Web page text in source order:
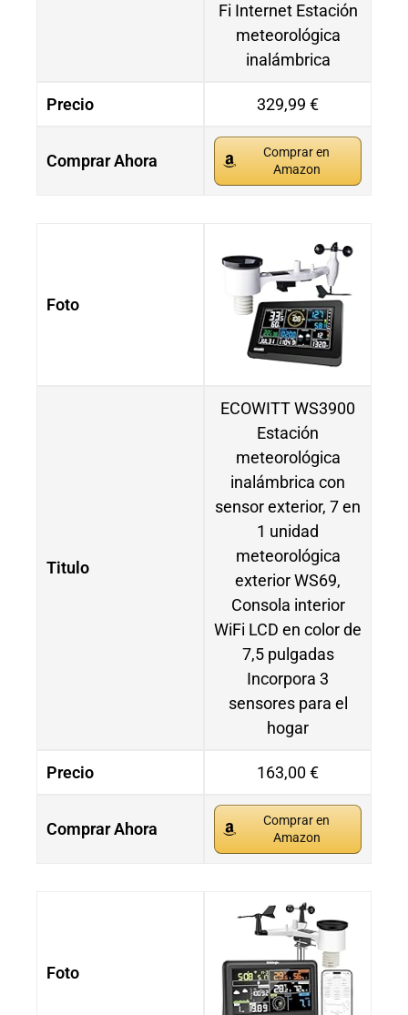
Fi Internet Estación
meteorológica
inalámbrica
Precio 329,99 €
Comprar Ahora
Comprar en
Amazon
Foto
Titulo
ECOWITT WS3900
Estación
meteorológica
inalámbrica con
sensor exterior, 7 en
1 unidad
meteorológica
exterior WS69,
Consola interior
WiFi LCD en color de
7,5 pulgadas
Incorpora 3
sensores para el
hogar
Precio 163,00 €
Comprar Ahora
Comprar en
Amazon
Foto